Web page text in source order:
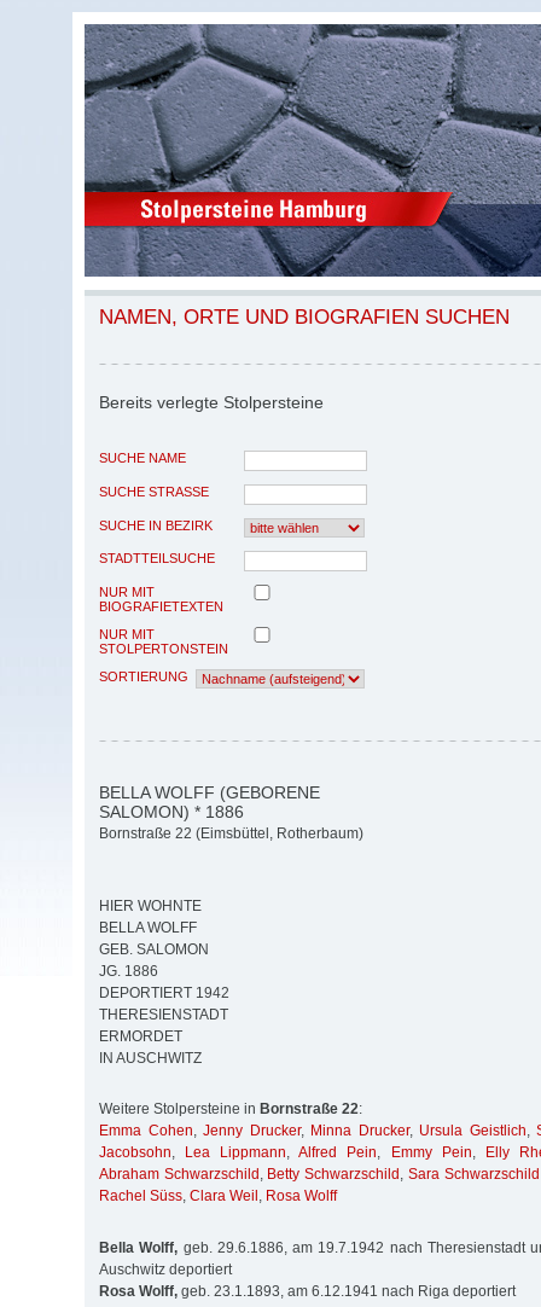
NAMEN, ORTE UND BIOGRAFIEN SUCHEN
Bereits verlegte Stolpersteine
SUCHE NAME
SUCHE STRASSE
SUCHE IN BEZIRK
STADTTEILSUCHE
NUR MIT
BIOGRAFIETEXTEN
NUR MIT
STOLPERTONSTEIN
SORTIERUNG
BELLA WOLFF (GEBORENE
SALOMON) * 1886
Bornstraße 22 (Eimsbüttel, Rotherbaum)
HIER WOHNTE
BELLA WOLFF
GEB. SALOMON
JG. 1886
DEPORTIERT 1942
THERESIENSTADT
ERMORDET
IN AUSCHWITZ
Weitere Stolpersteine in Bornstraße 22:
Emma Cohen, Jenny Drucker, Minna Drucker, Ursula Geistlich,
Jacobsohn, Lea Lippmann,Alfred Pein, Emmy Pein,
Elly
Abraham Schwarzschild , Betty Schwarzschild , Sara Schwarzschild
Rachel Süss, Clara Weil , Rosa Wolff
Bella Wolff, geb. 29.6.1886, am 19.7.1942 nach Theresienstadt
Auschwitz deportiert
Rosa Wolff, geb. 23.1.1893, am 6.12.1941 nach Riga deportiert